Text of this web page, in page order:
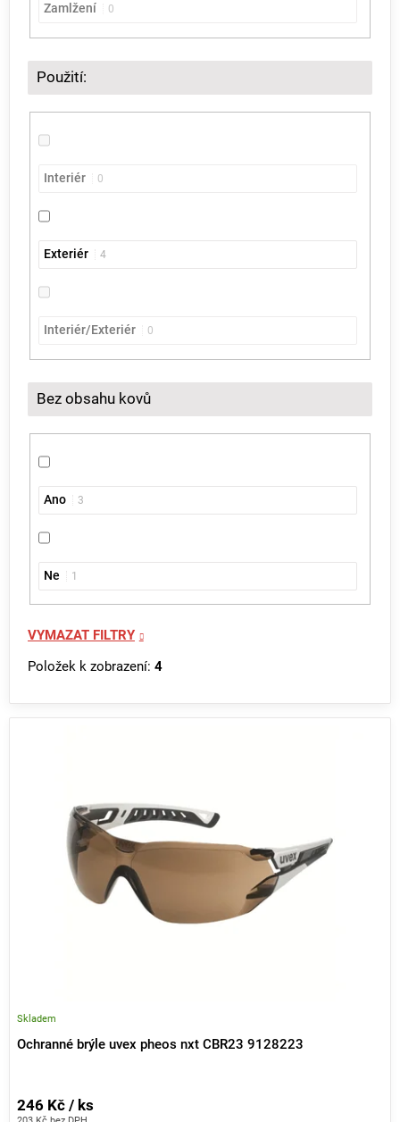
Zamlžení 0
Použití:
Interiér 0
Exteriér 4
Interiér/Exteriér 0
Bez obsahu kovů
Ano 3
Ne 1
VYMAZAT FILTRY
Položek k zobrazení: 4
Ochranné brýle uvex pheos nxt CBR23 9128223
Skladem
246 Kč / ks